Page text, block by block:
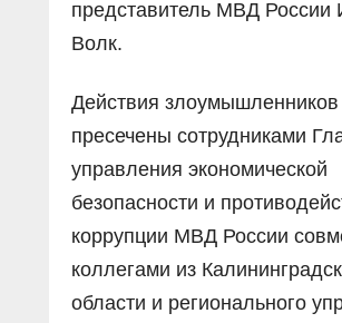
представитель МВД России
Волк.
Действия
пресечены сотрудниками
управления экономической
безопасности и
коррупции МВД России
коллегами из
области и регионального